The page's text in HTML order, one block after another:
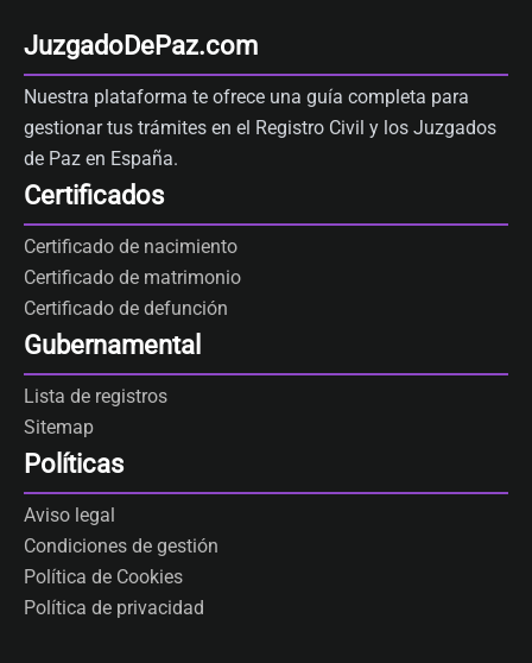
JuzgadoDePaz.com
Nuestra plataforma te ofrece una guía completa para
gestionar tus trámites en el Registro Civil y los Juzgados
de Paz en España.
Certificados
Certificado de nacimiento
Certificado de matrimonio
Certificado de defunción
Gubernamental
Lista de registros
Sitemap
Políticas
Aviso legal
Condiciones de gestión
Política de Cookies
Política de privacidad